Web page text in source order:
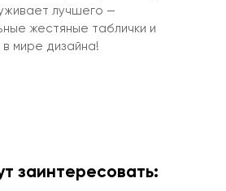
лучшего —
жестяные таблички и
мире дизайна!
заинтересовать: